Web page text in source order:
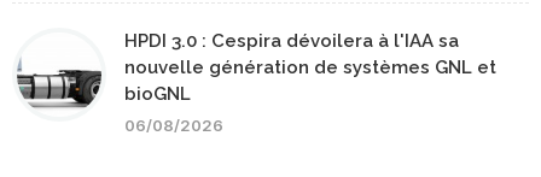
HPDI 3.0 : Cespira dévoilera à l'IAA sa
nouvelle génération de systèmes GNL et
bioGNL
06/08/2026